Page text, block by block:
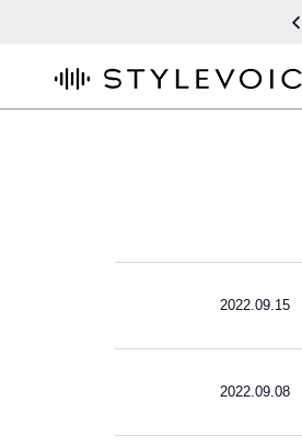
2022.09.15
2022.09.08